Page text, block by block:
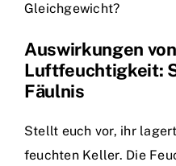
Gleichgewicht?
Auswirkungen
Luftfeuchtigkeit:
Fäulnis
Stellt euch vor, ihr
feuchten Keller. Die